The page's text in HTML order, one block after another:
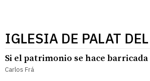
IGLESIA DE PALAT
Si el patrimonio se hace barricada
Carlos Frá